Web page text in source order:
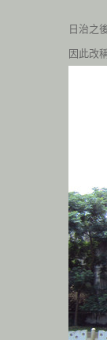
日治之
因此改